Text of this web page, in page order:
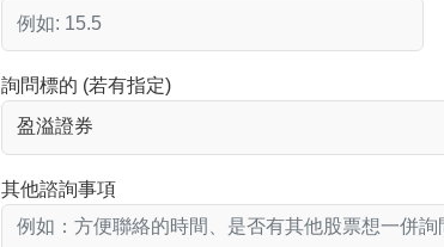
詢問標的 (若有指定)
其他諮詢事項